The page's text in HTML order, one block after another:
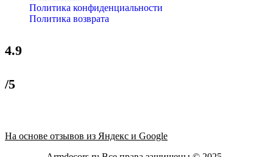
Политика конфиденциальности
Политика возврата
4.9
/5
На основе отзывов из Яндекс и Google